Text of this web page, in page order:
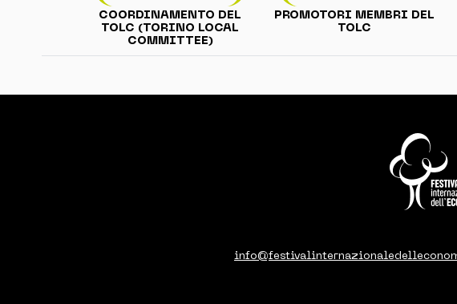
COORDINAMENTO DEL
TOLC (TORINO LOCAL
COMMITTEE)
PROMOTORI MEMBRI DEL
TOLC